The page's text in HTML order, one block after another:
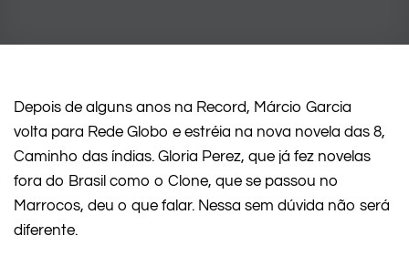
Depois de alguns anos na Record, Márcio Garcia
volta para Rede Globo e estréia na nova novela das 8,
Caminho das índias. Gloria Perez, que já fez novelas
fora do Brasil como o Clone, que se passou no
Marrocos, deu o que falar. Nessa sem dúvida não será
diferente.